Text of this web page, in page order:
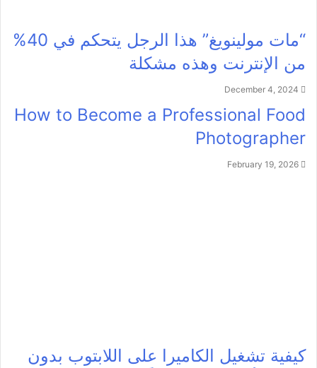
“مات مولينويغ” هذا الرجل يتحكم في 40%
من الإنترنت وهذه مشكلة
December 4, 2024
How to Become a Professional Food
Photographer
February 19, 2026
كيفية تشغيل الكاميرا على اللابتوب بدون